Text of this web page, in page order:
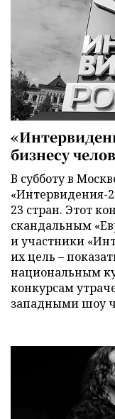
бизнесу
В субботу в
«Интервидения-
23 стран. Этот
скандальным
и участники
их цель –
национальным
конкурсам
западными шоу